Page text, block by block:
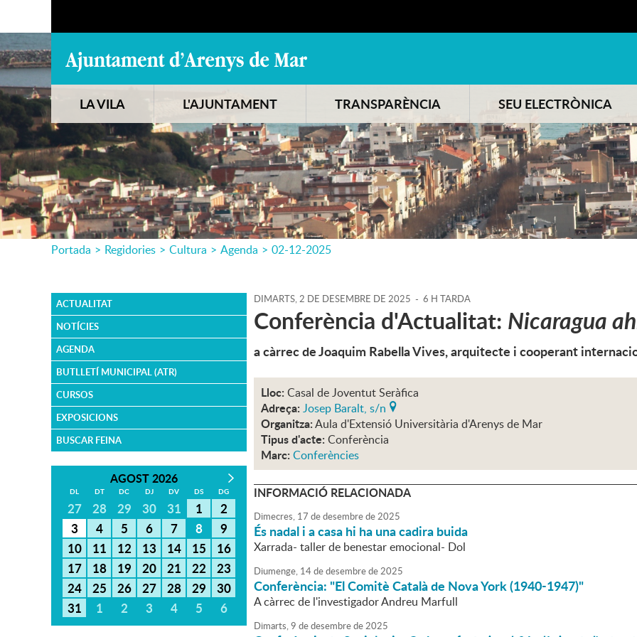
LA VILA L'AJUNTAMENT TRANSPARÈNCIA SEU ELECTRÒNICA
Portada > Regidories > Cultura > Agenda > 02-12-2025
ACTUALITAT
NOTÍCIES
AGENDA
BUTLLETÍ MUNICIPAL (ATR)
CURSOS
EXPOSICIONS
BUSCAR FEINA
AGOST 2026
DL DT DC DJ DV DS DG
27 28 29 30 31 1
2
3
4 5 6 7 8
9
10
11 12 13 14 15
16
17
18 19 20 21 22
23
24
25 26 27 28 29
30
31
1 2 3 4 5 6
DIMARTS,2 DE DESEMBRE DE 2025 - 6 H TARDA
Conferència d'Actualitat: Nicaragua
a càrrec de Joaquim Rabella Vives, arquitecte i cooperant
Lloc: Casal de Joventut Seràfica
Adreça: Josep Baralt, s/n
Organitza:Aula d'Extensió Universitària d'Arenys de Mar
Tipus d'acte: Conferència
Marc: Conferències
INFORMACIÓ RELACIONADA
Dimecres, 17 dedesembrede2025
És nadal i a casa hi ha una cadira buida
Xarrada- taller de benestar emocional- Dol
Diumenge, 14dedesembrede2025
Conferència: "El Comitè Català de Nova York (1940-1947)"
A càrrec de l'investigador Andreu Marfull
Dimarts,9 dedesembrede2025